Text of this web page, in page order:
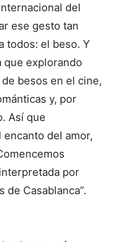
del
ese gesto tan
todos: el beso. Y
que explorando
besos en el cine,
y, por
Así que
del amor,
por
de Casablanca”.